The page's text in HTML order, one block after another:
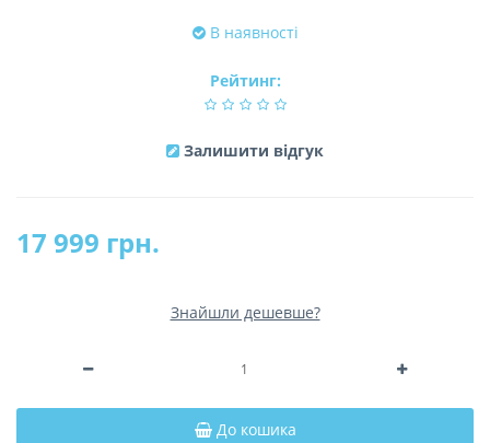
В наявності
Рейтинг:
Залишити відгук
17 999 грн.
Знайшли дешевше?
До кошика